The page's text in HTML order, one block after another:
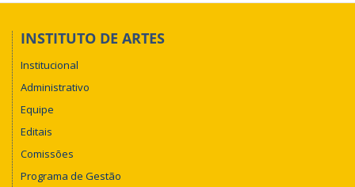
INSTITUTO DE ARTES
Institucional
Administrativo
Equipe
Editais
Comissões
Programa de Gestão